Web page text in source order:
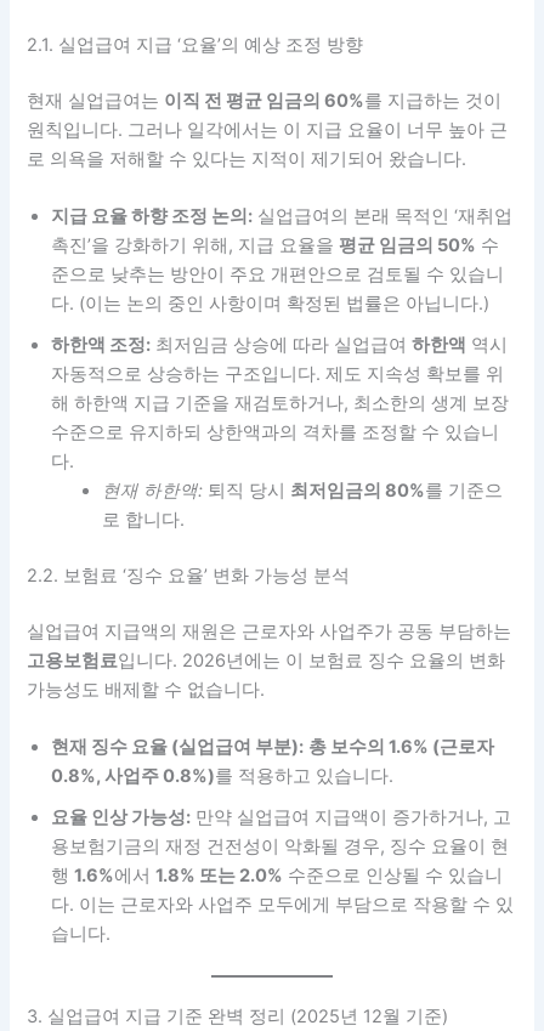
2.1. 실업급여 지급 ‘요율’의 예상 조정 방향
현재 실업급여는 이직 전 평균 임금의 60%를 지급하는 것이
원칙입니다. 그러나 일각에서는 이 지급 요율이 너무 높아 근
로 의욕을 저해할 수 있다는 지적이 제기되어 왔습니다.
지급 요율 하향 조정 논의: 실업급여의 본래 목적인 ‘재취업
촉진’을 강화하기 위해, 지급 요율을평균 임금의 50% 수
준으로 낮추는 방안이 주요 개편안으로 검토될 수 있습니
다. (이는 논의 중인 사항이며 확정된 법률은 아닙니다.)
하한액 조정: 최저임금 상승에 따라 실업급여하한액 역시
자동적으로 상승하는 구조입니다. 제도 지속성 확보를 위
해 하한액 지급 기준을 재검토하거나, 최소한의 생계 보장
수준으로 유지하되 상한액과의 격차를 조정할 수 있습니
다.
현재 하한액: 퇴직 당시 최저임금의 80%를 기준으
로 합니다.
2.2. 보험료 ‘징수 요율’ 변화 가능성 분석
실업급여 지급액의 재원은 근로자와 사업주가 공동 부담하는
고용보험료입니다. 2026년에는 이 보험료 징수 요율의 변화
가능성도 배제할 수 없습니다.
현재 징수 요율 (실업급여 부분): 총 보수의 1.6% (근로자
0.8%, 사업주 0.8%)를 적용하고 있습니다.
요율 인상 가능성: 만약 실업급여 지급액이 증가하거나, 고
용보험기금의 재정 건전성이 악화될 경우, 징수 요율이 현
행1.6%에서1.8% 또는 2.0% 수준으로 인상될 수 있습니
다. 이는 근로자와 사업주 모두에게 부담으로 작용할 수 있
습니다.
3. 실업급여 지급 기준 완벽 정리 (2025년 12월 기준)